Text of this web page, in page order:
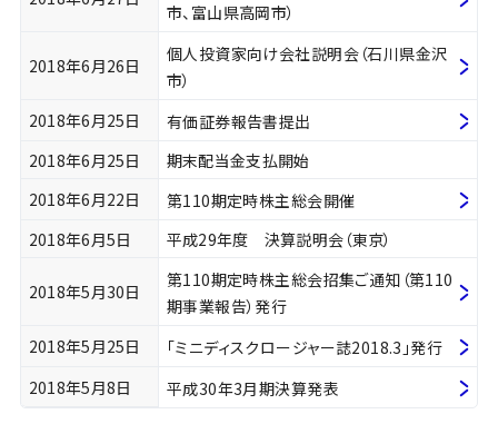
市、富山県高岡市）
2018年6月26日
個人投資家向け会社説明会（石川県金沢
市）
2018年6月25日
有価証券報告書提出
2018年6月25日
期末配当金支払開始
2018年6月22日
第110期定時株主総会開催
2018年6月5日
平成29年度 決算説明会（東京）
2018年5月30日
第110期定時株主総会招集ご通知（第110
期事業報告）発行
2018年5月25日
「ミニディスクロージャー誌2018.3」発行
2018年5月8日
平成30年3月期決算発表